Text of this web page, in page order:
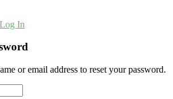
Log In
or email address to reset your password.